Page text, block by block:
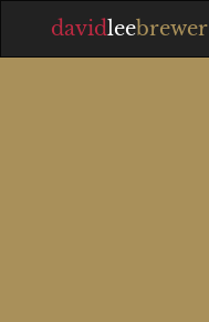
davidleebrewer